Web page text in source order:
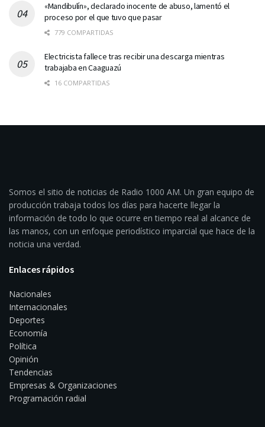
«Mandibulín», declarado inocente de abuso, lamentó el
proceso por el que tuvo que pasar
779 COMPARTIDAS
Electricista fallece tras recibir una descarga mientras
trabajaba en Caaguazú
16 COMPARTIDAS
Somos el sitio de noticias de Radio 1000 AM. Un gran equipo de
producción trabaja todos los días para hacerte llegar la
información de todo lo que ocurre en tiempo real al alcance de
las manos, con un enfoque periodístico imparcial que hace de la
noticia una verdad.
Enlaces rápidos
Nacionales
Internacionales
Deportes
Economía
Política
Opinión
Tendencias
Empresas & Organizaciones
Programación radial